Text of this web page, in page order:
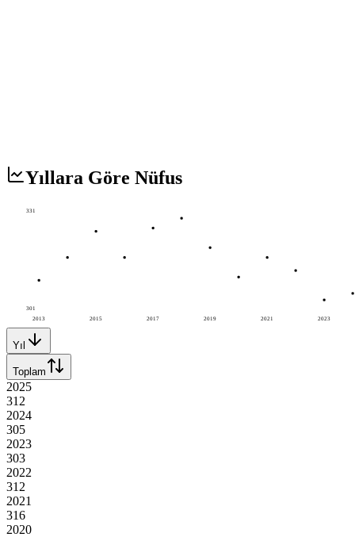
Yıllara Göre Nüfus
2013 2015 2017 2019 2021 2023
331
301
Yıl
Toplam
2025
312
2024
305
2023
303
2022
312
2021
316
2020